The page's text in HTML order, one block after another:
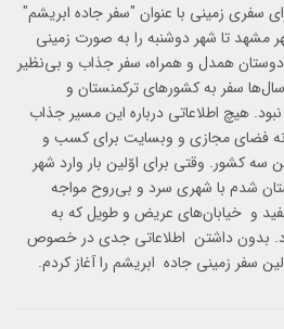
سفری زمینی با عنوان "سفر جاده ابریشم"
مشهد تا شهر دوشنبه را به صورت زمینی
همدل و همراه، سفر جذاب و بی‌نظیر
سفر به کشورهای ترکمنستان و
هیچ اطلاعاتی درباره این مسیر جذاب
فضای مجازی و وبسایت برای کسب و
سه کشور. وقتی برای اوّلین بار وارد شهر
شدم با شهری سرد و بی‌روح مواجه
و خیابان‌های عریض و طویل که به
بدون داشتن اطلاعاتی جدی در خصوص
سفر زمینی جاده ابریشم را آغاز کردم.